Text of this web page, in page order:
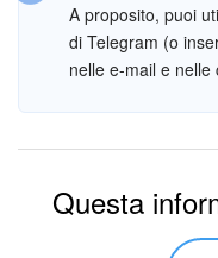
A proposito, puoi
di Telegram (o
nelle e-mail e
Questa